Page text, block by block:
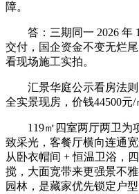
障。
答：三期同一 2026 年
交付，国企资金不变无烂
看现场施工实拍。
汇景华庭公示看房法则
全实景现房，价钱44500元/
119㎡四室两厅两卫为
致采光，客餐厅横向连通
从卧衣帽间 + 恒温卫浴，
搅，大面宽带来更强景不
园林，是藏家优先锁定户